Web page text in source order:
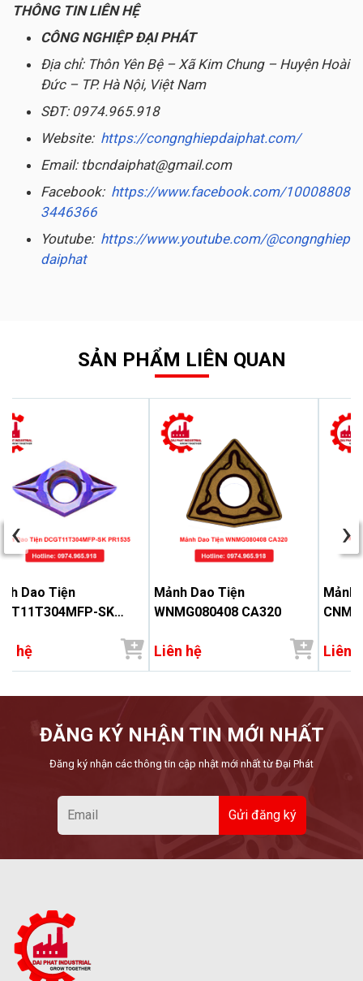
THÔNG TIN LIÊN HỆ
CÔNG NGHIỆP ĐẠI PHÁT
Địa chỉ: Thôn Yên Bệ – Xã Kim Chung – Huyện Hoài
Đức – TP. Hà Nội, Việt Nam
SĐT: 0974.965.918
Website: https://congnghiepdaiphat.com/
Email: tbcndaiphat@gmail.com
Facebook: https://www.facebook.com/10008808
3446366
Youtube: https://www.youtube.com/@congnghiep
daiphat
SẢN PHẨM LIÊN QUAN
Dao Tiện
SK
hệ
Mảnh Dao Tiện
WNMG080408 CA320
Liên hệ
Mảnh
Liên
‹ ›
ĐĂNG KÝ NHẬN TIN MỚI NHẤT
Đăng ký nhận các thông tin cập nhật mới nhất từ Đại Phát